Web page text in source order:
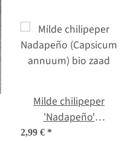
Milde chilipeper
'Nadapeño'
(Capsicum annuum)
2,99 € *